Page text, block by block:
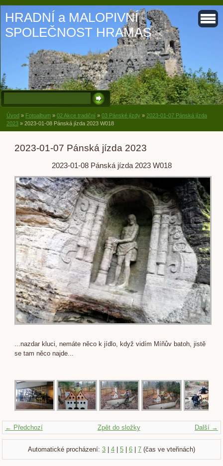
HRADNÍ a MALOPIVNÍ
SPOLEČNOST HRAMAS
Úvod » Fotoalbum » 02 Akce tradiční » 03 Pánské jízdy » 2023-01-07 Pánská jízda
2023 » 2023-01-08 Pánská jízda 2023 W018
2023-01-07 Pánská jízda 2023
2023-01-08 Pánská jízda 2023 W018
...nazdar kluci, nemáte něco k jídlo, když vidím Míňův batoh, jistě
se tam něco najde...
← Předchozí Další →
Zpět do složky
Automatické procházení: 3 | 4 | 5 | 6 | 7 (čas ve vteřinách)